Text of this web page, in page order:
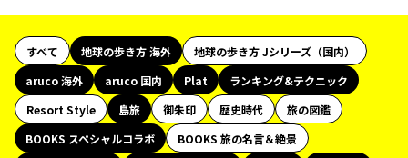
すべて 地球の歩き方 海外
地球の歩き方 Jシリーズ（国内）
aruco 海外
aruco 国内 Plat
ランキング&テクニック
Resort Style
島旅 御朱印 歴史時代
旅の図鑑
BOOKS スペシャルコラボ
BOOKS 旅の名言＆絶景